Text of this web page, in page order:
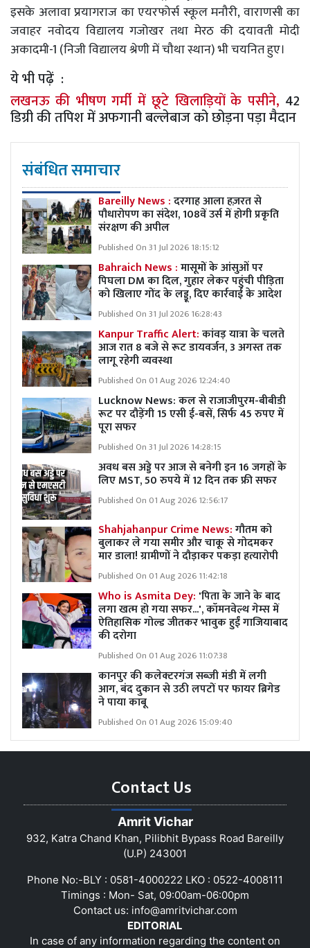
इसके अलावा प्रयागराज का एयरफोर्स स्कूल मनौरी, वाराणसी का
जवाहर नवोदय विद्यालय गजोखर तथा मेरठ की दयावती मोदी
अकादमी-1 (निजी विद्यालय श्रेणी में चौथा स्थान) भी चयनित हुए।
ये भी पढ़ें :
लखनऊ की भीषण गर्मी में छूटे खिलाड़ियों के पसीने, 42
डिग्री की तपिश में अफगानी बल्लेबाज को छोड़ना पड़ा मैदान
संबंधित समाचार
Bareilly News :दरगाह आला हज़रत से
पौधारोपण का संदेश, 108वें उर्स में होगी प्रकृति
संरक्षण की अपील
Published On 31 Jul 2026 18:15:12
Bahraich News :मासूमों के आंसुओं पर
पिघला DM का दिल, गुहार लेकर पहुंची पीड़िता
को खिलाए गोंद के लड्डू, दिए कार्रवाई के आदेश
Published On 31 Jul 2026 16:28:43
Kanpur Traffic Alert:कांवड़ यात्रा के चलते
आज रात 8 बजे से रूट डायवर्जन, 3 अगस्त तक
लागू रहेगी व्यवस्था
Published On 01 Aug 2026 12:24:40
Lucknow News:कल से राजाजीपुरम-बीबीडी
रूट पर दौड़ेंगी 15 एसी ई-बसें, सिर्फ 45 रुपए में
पूरा सफर
Published On 31 Jul 2026 14:28:15
अवध बस अड्डे पर आज से बनेगी इन 16 जगहों के
लिए MST, 50 रुपये में 12 दिन तक फ्री सफर
Published On 01 Aug 2026 12:56:17
Shahjahanpur Crime News:गौतम को
बुलाकर ले गया समीर और चाकू से गोदमकर
मार डाला! ग्रामीणों ने दौड़ाकर पकड़ा हत्यारोपी
Published On 01 Aug 2026 11:42:18
Who is Asmita Dey: 'पिता के जाने के बाद
लगा खत्म हो गया सफर...', कॉमनवेल्थ गेम्स में
ऐतिहासिक गोल्ड जीतकर भावुक हुईं गाजियाबाद
की दरोगा
Published On 01 Aug 2026 11:07:38
कानपुर की कलेक्टरगंज सब्जी मंडी में लगी
आग, बंद दुकान से उठी लपटों पर फायर ब्रिगेड
ने पाया काबू
Published On 01 Aug 2026 15:09:40
Contact Us
Amrit Vichar
932, Katra Chand Khan, Pilibhit Bypass Road Bareilly
(U.P) 243001
Phone No:-BLY : 0581-4000222 LKO : 0522-4008111
Timings : Mon- Sat, 09:00am-06:00pm
Contact us: info@amritvichar.com
EDITORIAL
In case of any information regarding the content on